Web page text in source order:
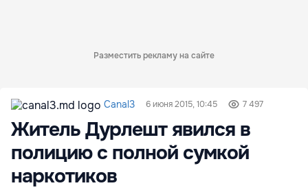
Разместить рекламу на сайте
Canal3 6 июня 2015, 10:45 7 497
Житель Дурлешт явился в
полицию с полной сумкой
наркотиков